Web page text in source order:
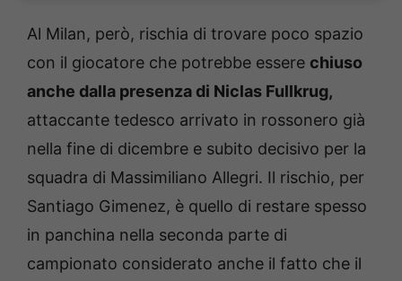
Al Milan, però, rischia di trovare poco spazio
con il giocatore che potrebbe essere chiuso
anche dalla presenza di Niclas Fullkrug,
attaccante tedesco arrivato in rossonero già
nella fine di dicembre e subito decisivo per la
squadra di Massimiliano Allegri. Il rischio, per
Santiago Gimenez, è quello di restare spesso
in panchina nella seconda parte di
campionato considerato anche il fatto che il